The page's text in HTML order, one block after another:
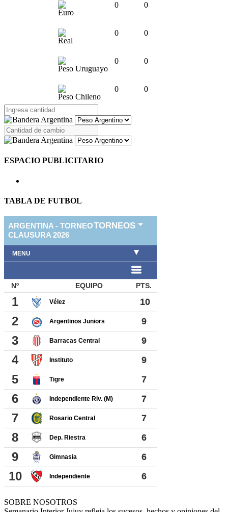
Euro
0 0
Real
0 0
Peso Uruguayo
0 0
Peso Chileno
0 0
ESPACIO PUBLICITARIO
TABLA DE FUTBOL
SOBRE NOSOTROS